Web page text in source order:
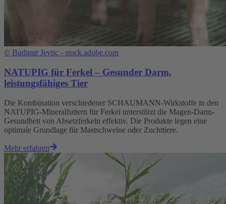
© Budimir Jevtic - stock.adobe.com
NATUPIG für Ferkel – Gesunder Darm,
leistungsfähiges Tier
Die Kombination verschiedener SCHAUMANN-Wirkstoffe in den
NATUPIG-Mineralfuttern für Ferkel unterstützt die Magen-Darm-
Gesundheit von Absetzferkeln effektiv. Die Produkte legen eine
optimale Grundlage für Mastschweine oder Zuchttiere.
Mehr erfahren